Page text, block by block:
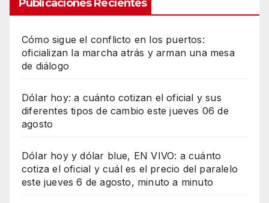
Publicaciones Recientes
Cómo sigue el conflicto en los puertos:
oficializan la marcha atrás y arman una mesa
de diálogo
Dólar hoy: a cuánto cotizan el oficial y sus
diferentes tipos de cambio este jueves 06 de
agosto
Dólar hoy y dólar blue, EN VIVO: a cuánto
cotiza el oficial y cuál es el precio del paralelo
este jueves 6 de agosto, minuto a minuto